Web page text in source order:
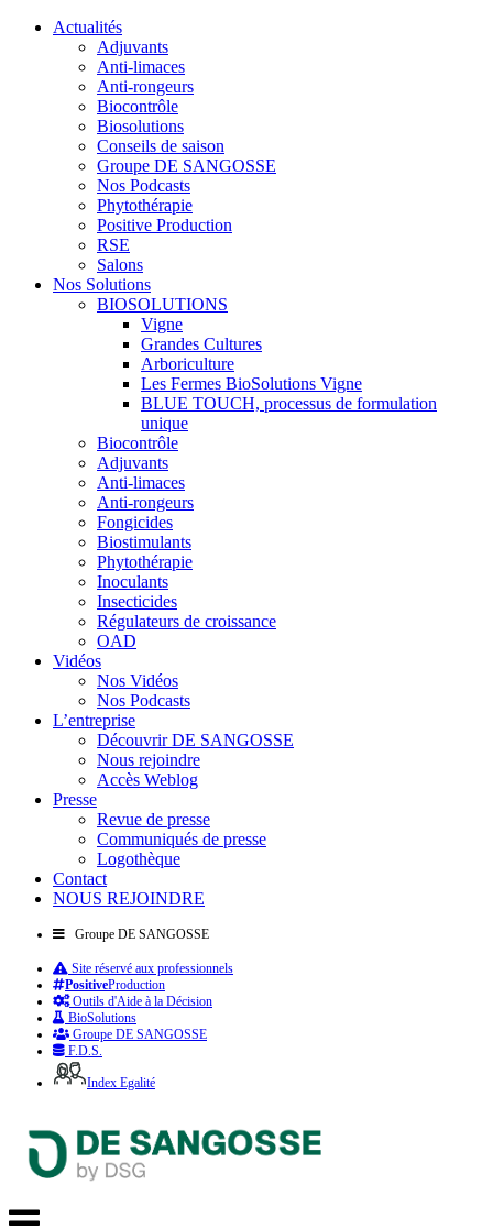
Actualités
Adjuvants
Anti-limaces
Anti-rongeurs
Biocontrôle
Biosolutions
Conseils de saison
Groupe DE SANGOSSE
Nos Podcasts
Phytothérapie
Positive Production
RSE
Salons
Nos Solutions
BIOSOLUTIONS
Vigne
Grandes Cultures
Arboriculture
Les Fermes BioSolutions Vigne
BLUE TOUCH, processus de formulation
unique
Biocontrôle
Adjuvants
Anti-limaces
Anti-rongeurs
Fongicides
Biostimulants
Phytothérapie
Inoculants
Insecticides
Régulateurs de croissance
OAD
Vidéos
Nos Vidéos
Nos Podcasts
L’entreprise
Découvrir DE SANGOSSE
Nous rejoindre
Accès Weblog
Presse
Revue de presse
Communiqués de presse
Logothèque
Contact
NOUS REJOINDRE
Groupe DE SANGOSSE
Site réservé aux professionnels
PositiveProduction
Outils d'Aide à la Décision
BioSolutions
Groupe DE SANGOSSE
F.D.S.
Index Egalité